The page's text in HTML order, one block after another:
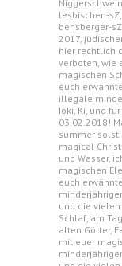
lesbischen-
bensberger-
2017,
hier rechtlich
verboten, wie
magischen
euch
illegale
Ioki, Ki, und
03.02.2018!
summer
magical
und Wasser,
magischen
euch
und die vielen
Schlaf, am
alten Götter,
mit euer